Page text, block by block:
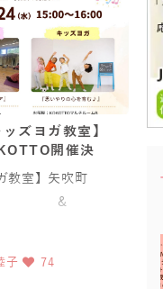
ッズヨガ教室】
開催決
教室】矢吹町
&
子 74